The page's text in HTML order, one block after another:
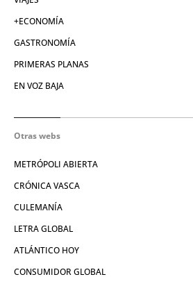
+ECONOMÍA
GASTRONOMÍA
PRIMERAS PLANAS
EN VOZ BAJA
Otras webs
METRÓPOLI ABIERTA
CRÓNICA VASCA
CULEMANÍA
LETRA GLOBAL
ATLÁNTICO HOY
CONSUMIDOR GLOBAL